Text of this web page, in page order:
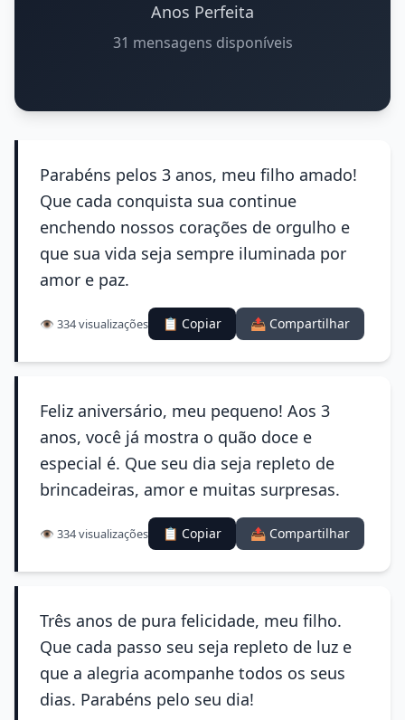
Anos Perfeita
31 mensagens disponíveis
Parabéns pelos 3 anos, meu filho amado!
Que cada conquista sua continue
enchendo nossos corações de orgulho e
que sua vida seja sempre iluminada por
amor e paz.
👁️ 334 visualizações 📋 Copiar 📤 Compartilhar
Feliz aniversário, meu pequeno! Aos 3
anos, você já mostra o quão doce e
especial é. Que seu dia seja repleto de
brincadeiras, amor e muitas surpresas.
👁️ 334 visualizações 📋 Copiar 📤 Compartilhar
Três anos de pura felicidade, meu filho.
Que cada passo seu seja repleto de luz e
que a alegria acompanhe todos os seus
dias. Parabéns pelo seu dia!